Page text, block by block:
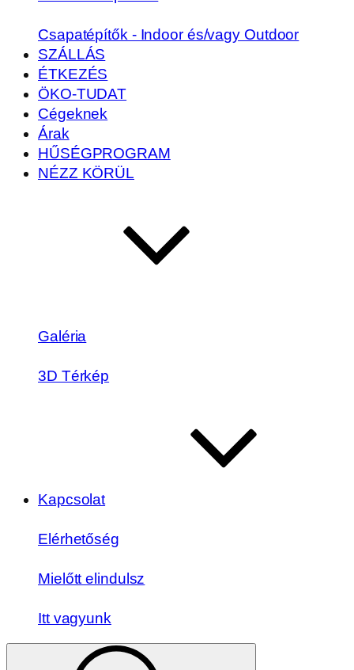
Csapatépítők - Indoor és/vagy Outdoor
SZÁLLÁS
ÉTKEZÉS
ÖKO-TUDAT
Cégeknek
Árak
HŰSÉGPROGRAM
NÉZZ KÖRÜL
Galéria
3D Térkép
Kapcsolat
Elérhetőség
Mielőtt elindulsz
Itt vagyunk